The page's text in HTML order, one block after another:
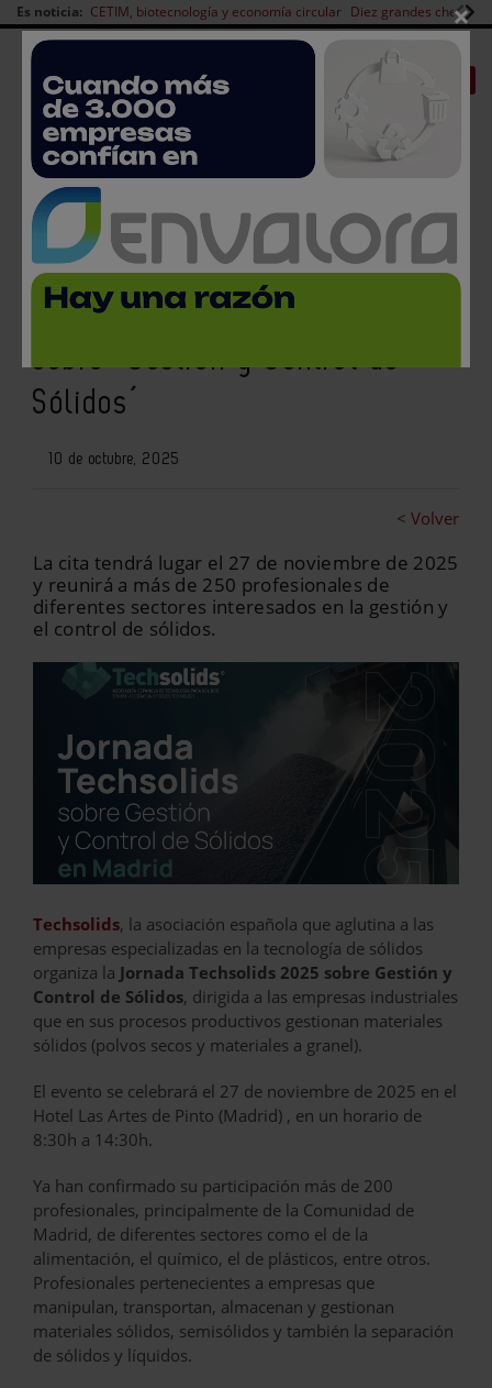
Es noticia: CETIM, biotecnología y economía circular Diez grandes chefs
Redes Sociales
Es noticia
| CANAL EMPLEO Login empresas Registro
Techsolids celebra en
noviembre una nueva jornada
sobre ´Gestión y Control de
Sólidos´
10 de octubre, 2025
< Volver
La cita tendrá lugar el 27 de noviembre de 2025
y reunirá a más de 250 profesionales de
diferentes sectores interesados en la gestión y
el control de sólidos.
Techsolids, la asociación española que aglutina a las
empresas especializadas en la tecnología de sólidos
organiza la Jornada Techsolids 2025 sobre Gestión y
Control de Sólidos, dirigida a las empresas industriales
que en sus procesos productivos gestionan materiales
sólidos (polvos secos y materiales a granel).
El evento se celebrará el 27 de noviembre de 2025 en el
Hotel Las Artes de Pinto (Madrid) , en un horario de
8:30h a 14:30h.
Ya han confirmado su participación más de 200
profesionales, principalmente de la Comunidad de
Madrid, de diferentes sectores como el de la
alimentación, el químico, el de plásticos, entre otros.
Profesionales pertenecientes a empresas que
manipulan, transportan, almacenan y gestionan
materiales sólidos, semisólidos y también la separación
de sólidos y líquidos.
×